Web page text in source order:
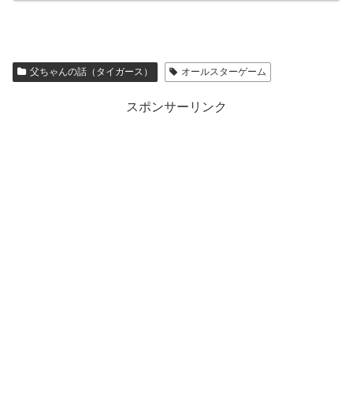
父ちゃんの話（タイガース） オールスターゲーム
スポンサーリンク